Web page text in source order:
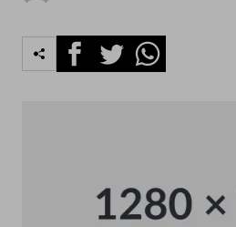
FacebookTwitterWhatsapp